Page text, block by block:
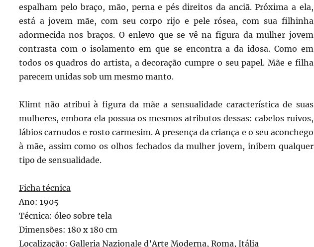
espalham pelo braço, mão, perna e pés direitos da anciã. Próxima a ela,
está a jovem mãe, com seu corpo rijo e pele rósea, com sua filhinha
adormecida nos braços. O enlevo que se vê na figura da mulher jovem
contrasta com o isolamento em que se encontra a da idosa. Como em
todos os quadros do artista, a decoração cumpre o seu papel. Mãe e filha
parecem unidas sob um mesmo manto.
Klimt não atribui à figura da mãe a sensualidade característica de suas
mulheres, embora ela possua os mesmos atributos dessas: cabelos ruivos,
lábios carnudos e rosto carmesim. A presença da criança e o seu aconchego
à mãe, assim como os olhos fechados da mulher jovem, inibem qualquer
tipo de sensualidade.
Ficha técnica
Ano: 1905
Técnica: óleo sobre tela
Dimensões: 180 x 180 cm
Localização: Galleria Nazionale d’Arte Moderna, Roma, Itália